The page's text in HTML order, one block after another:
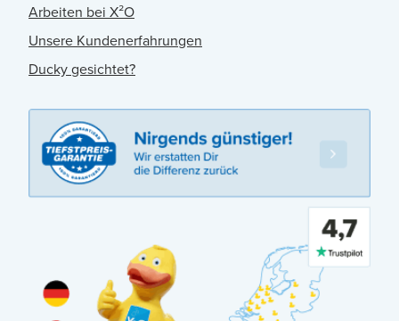
Arbeiten bei X²O
Unsere Kundenerfahrungen
Ducky gesichtet?